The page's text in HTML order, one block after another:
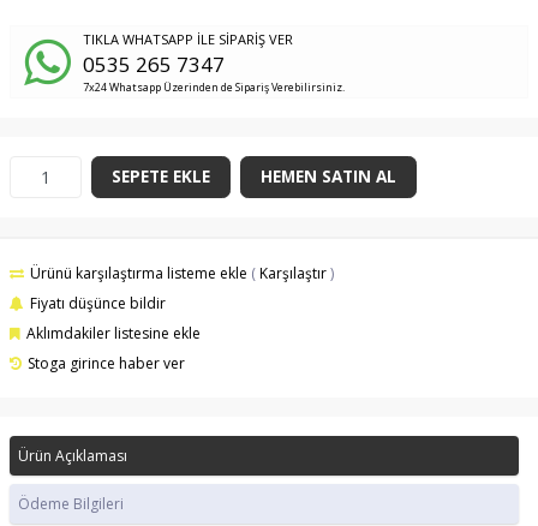
TIKLA WHATSAPP İLE SİPARİŞ VER
0535 265 7347
7x24 Whatsapp Üzerinden de Sipariş Verebilirsiniz.
SEPETE EKLE HEMEN SATIN AL
Ürünü karşılaştırma listeme ekle (Karşılaştır)
Fiyatı düşünce bildir
Aklımdakiler listesine ekle
Stoga girince haber ver
Ürün Açıklaması
Ödeme Bilgileri